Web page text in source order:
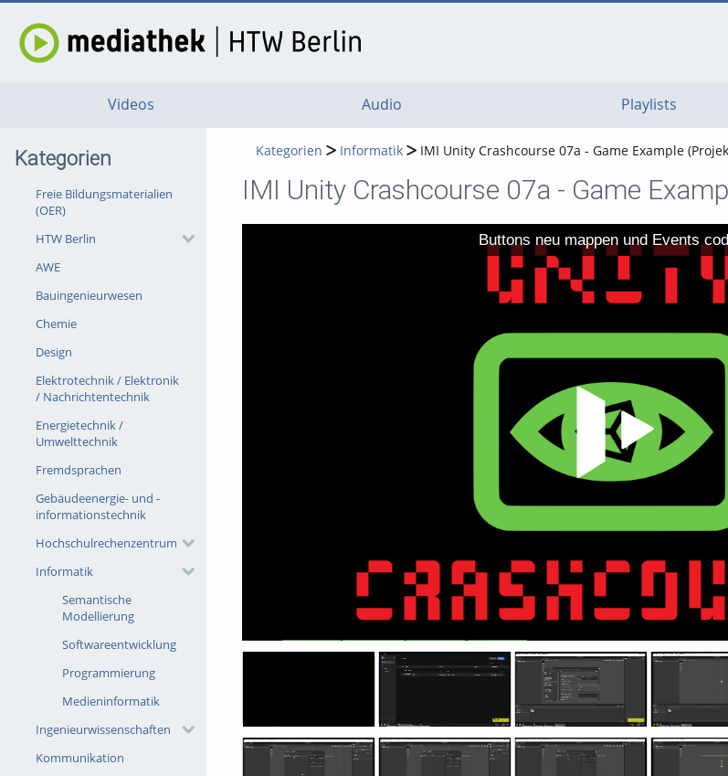
Videos Audio Playlists
Kategorien
Freie Bildungsmaterialien
(OER)
HTW Berlin
AWE
Bauingenieurwesen
Chemie
Design
Elektrotechnik / Elektronik
/ Nachrichtentechnik
Energietechnik /
Umwelttechnik
Fremdsprachen
Gebäudeenergie- und -
informationstechnik
Hochschulrechenzentrum
Informatik
Semantische
Modellierung
Softwareentwicklung
Programmierung
Medieninformatik
Ingenieurwissenschaften
Kommunikation
Kategorien Informatik IMI Unity Crashcourse 07a - Game Example
IMI Unity Crashcourse 07a - Game
Video
Buttons neu mappen und Events